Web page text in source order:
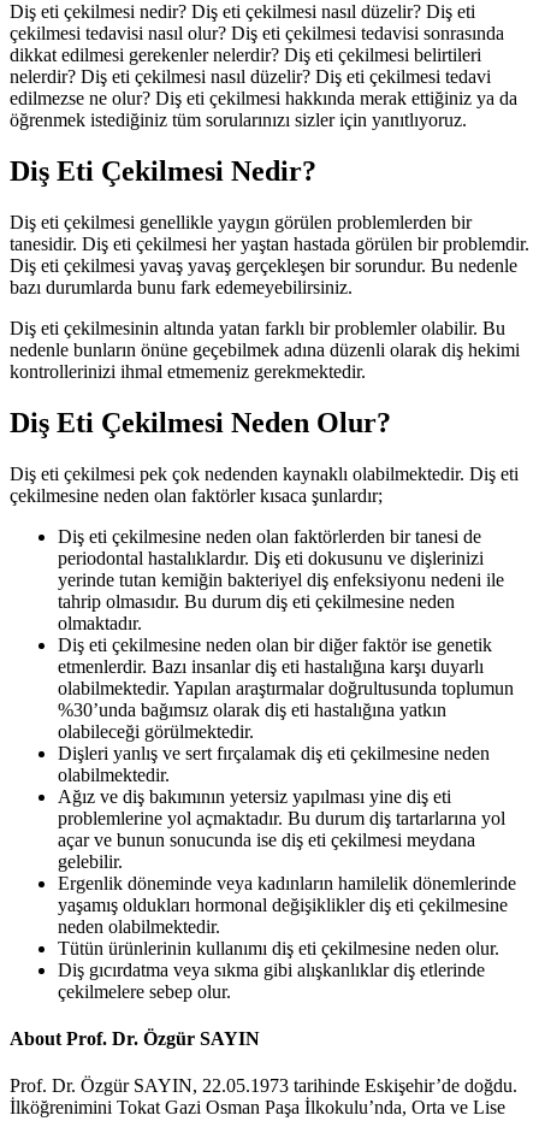
Diş eti çekilmesi nedir? Diş eti çekilmesi nasıl düzelir? Diş eti
çekilmesi tedavisi nasıl olur? Diş eti çekilmesi tedavisi sonrasında
dikkat edilmesi gerekenler nelerdir? Diş eti çekilmesi belirtileri
nelerdir? Diş eti çekilmesi nasıl düzelir? Diş eti çekilmesi tedavi
edilmezse ne olur? Diş eti çekilmesi hakkında merak ettiğiniz ya da
öğrenmek istediğiniz tüm sorularınızı sizler için yanıtlıyoruz.
Diş Eti Çekilmesi Nedir?
Diş eti çekilmesi genellikle yaygın görülen problemlerden bir
tanesidir. Diş eti çekilmesi her yaştan hastada görülen bir problemdir.
Diş eti çekilmesi yavaş yavaş gerçekleşen bir sorundur. Bu nedenle
bazı durumlarda bunu fark edemeyebilirsiniz.
Diş eti çekilmesinin altında yatan farklı bir problemler olabilir. Bu
nedenle bunların önüne geçebilmek adına düzenli olarak diş hekimi
kontrollerinizi ihmal etmemeniz gerekmektedir.
Diş Eti Çekilmesi Neden Olur?
Diş eti çekilmesi pek çok nedenden kaynaklı olabilmektedir. Diş eti
çekilmesine neden olan faktörler kısaca şunlardır;
Diş eti çekilmesine neden olan faktörlerden bir tanesi de
periodontal hastalıklardır. Diş eti dokusunu ve dişlerinizi
yerinde tutan kemiğin bakteriyel diş enfeksiyonu nedeni ile
tahrip olmasıdır. Bu durum diş eti çekilmesine neden
olmaktadır.
Diş eti çekilmesine neden olan bir diğer faktör ise genetik
etmenlerdir. Bazı insanlar diş eti hastalığına karşı duyarlı
olabilmektedir. Yapılan araştırmalar doğrultusunda toplumun
%30’unda bağımsız olarak diş eti hastalığına yatkın
olabileceği görülmektedir.
Dişleri yanlış ve sert fırçalamak diş eti çekilmesine neden
olabilmektedir.
Ağız ve diş bakımının yetersiz yapılması yine diş eti
problemlerine yol açmaktadır. Bu durum diş tartarlarına yol
açar ve bunun sonucunda ise diş eti çekilmesi meydana
gelebilir.
Ergenlik döneminde veya kadınların hamilelik dönemlerinde
yaşamış oldukları hormonal değişiklikler diş eti çekilmesine
neden olabilmektedir.
Tütün ürünlerinin kullanımı diş eti çekilmesine neden olur.
Diş gıcırdatma veya sıkma gibi alışkanlıklar diş etlerinde
çekilmelere sebep olur.
About Prof. Dr. Özgür SAYIN
Prof. Dr. Özgür SAYIN, 22.05.1973 tarihinde Eskişehir’de doğdu.
İlköğrenimini Tokat Gazi Osman Paşa İlkokulu’nda, Orta ve Lise